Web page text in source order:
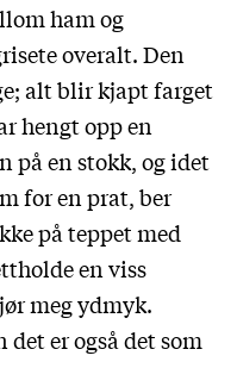
ham og
overalt. Den
alt blir kjapt farget
hengt opp en
på en stokk, og idet
for en prat, ber
på teppet med
en viss
meg ydmyk.
er også det som